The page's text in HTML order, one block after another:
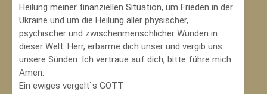
Heilung meiner finanziellen Situation, um Frieden in der
Ukraine und um die Heilung aller physischer,
psychischer und zwischenmenschlicher Wunden in
dieser Welt. Herr, erbarme dich unser und vergib uns
unsere Sünden. Ich vertraue auf dich, bitte führe mich.
Amen.
Ein ewiges vergelt`s GOTT